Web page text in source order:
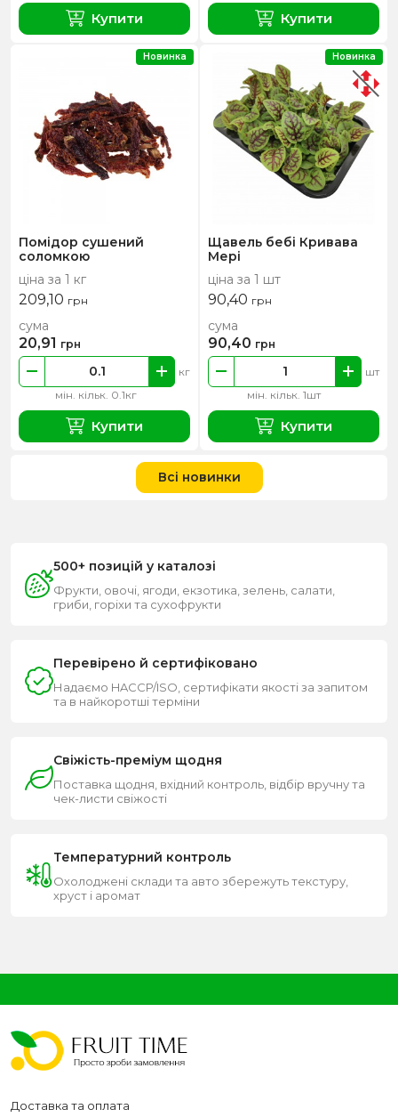
Купити Купити
Помідор сушений
соломкою
ціна за 1 кг
209,10 грн
мін. кільк. 0.1кг
кг
сума
20,91 грн
Купити
Новинка
Щавель бебі Кривава
Мері
ціна за 1 шт
90,40 грн
мін. кільк. 1шт
шт
сума
90,40 грн
Купити
Новинка
Всі новинки
500+ позицій у каталозі
Фрукти, овочі, ягоди, екзотика, зелень, салати,
гриби, горіхи та сухофрукти
Перевірено й сертифіковано
Надаємо HACCP/ISO, сертифікати якості за запитом
та в найкоротші терміни
Свіжість-преміум щодня
Поставка щодня, вхідний контроль, відбір вручну та
чек-листи свіжості
Температурний контроль
Охолоджені склади та авто збережуть текстуру,
хруст і аромат
Доставка та оплата